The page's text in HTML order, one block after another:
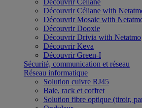
Découvrir Céliane
Découvrir Céliane with
Découvrir Mosaic with
Découvrir Dooxie
Découvrir Drivia with Netatmo
Découvrir Keva
Découvrir Green-I
Sécurité, communication et réseau
Réseau informatique
Solution cuivre RJ45
Baie, rack et coffret
Solution fibre optique (tiroir,